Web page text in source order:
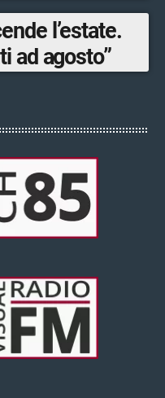
l’estate.
ad agosto”